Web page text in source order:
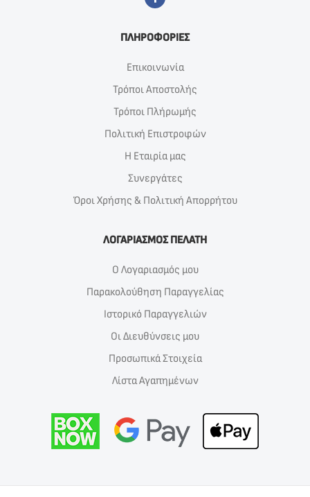
ΠΛΗΡΟΦΟΡΙΕΣ
Επικοινωνία
Τρόποι Αποστολής
Τρόποι Πλήρωμής
Πολιτική Επιστροφών
Η Εταιρία μας
Συνεργάτες
Όροι Χρήσης & Πολιτική Απορρήτου
ΛΟΓΑΡΙΑΣΜΟΣ ΠΕΛΑΤΗ
Ο Λογαριασμός μου
Παρακολούθηση Παραγγελίας
Ιστορικό Παραγγελιών
Οι Διευθύνσεις μου
Προσωπικά Στοιχεία
Λίστα Αγαπημένων